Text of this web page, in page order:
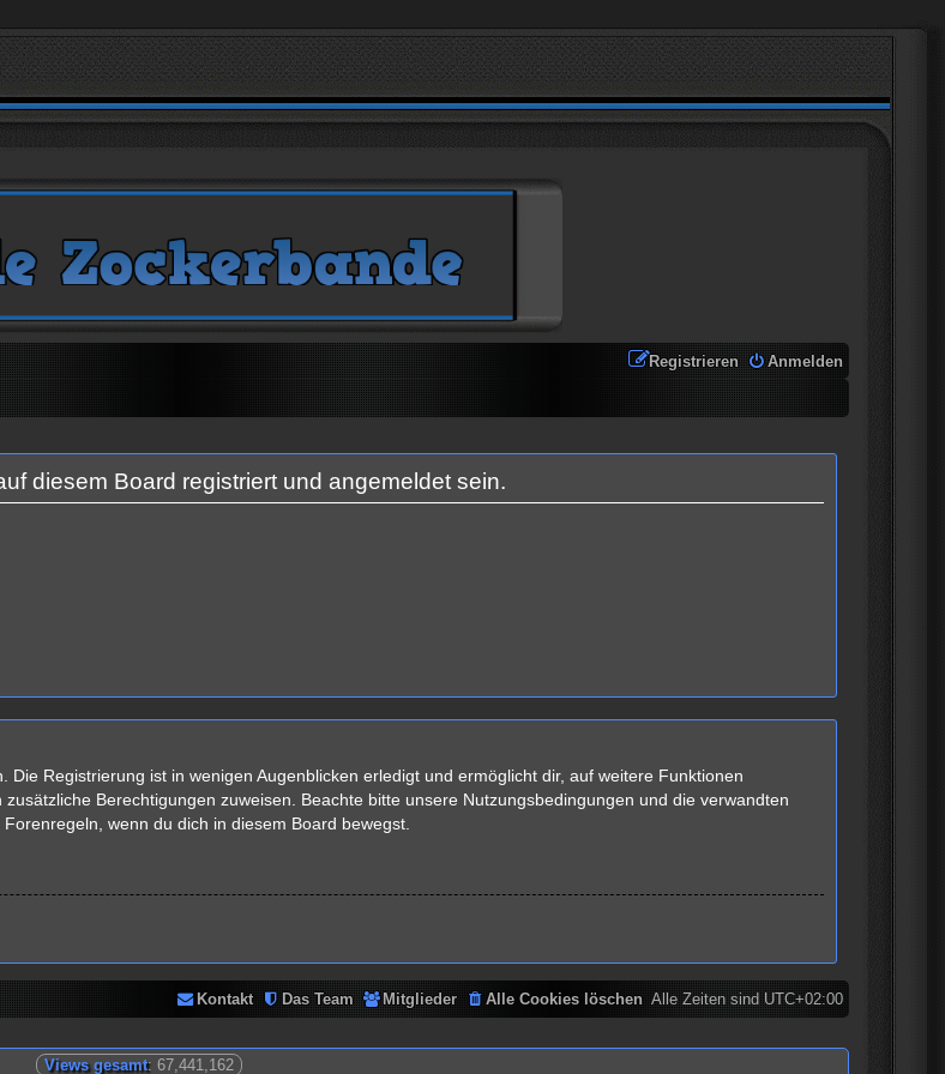
Anmelden
Registrieren
diesem Board registriert und angemeldet sein.
Registrierung ist in wenigen Augenblicken erledigt und ermöglicht dir, auf weitere Funktionen
Berechtigungen zuweisen. Beachte bitte unsere Nutzungsbedingungen und die verwandten
wenn du dich in diesem Board bewegst.
Alle Zeiten sindUTC+02:00
Alle Cookies löschen
Mitglieder
Das Team
Kontakt
Views gesamt: 67,441,162